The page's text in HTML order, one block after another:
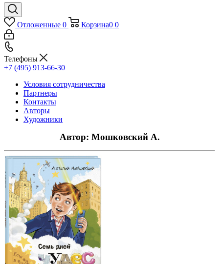
Отложенные 0 Корзина0 0
Телефоны
+7 (495) 913-66-30
Условия сотрудничества
Партнеры
Контакты
Авторы
Художники
Автор: Мошковский А.